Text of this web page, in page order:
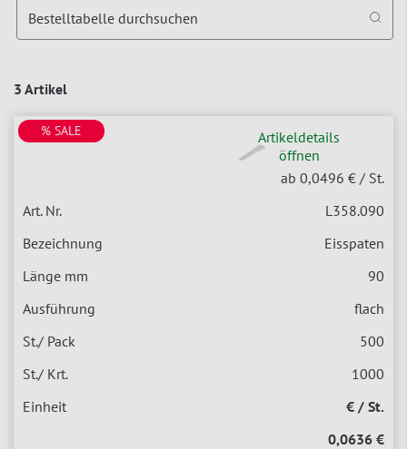
3 Artikel
Bestelltabelle durchsuchen
Artikeldetails
öffnen
ab 0,0496 € / St.
L358.090
Eisspaten
90
flach
500
1000
€ / St.
0,0636 €
% SALE